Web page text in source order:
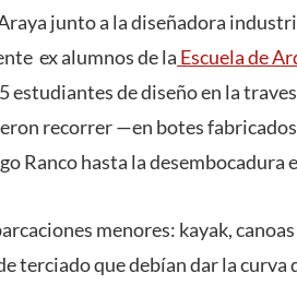
junto a la diseñadora
ex alumnos de la Escuela de
de diseño en la
recorrer —en botes
Ranco hasta la desembocadura
menores: kayak, canoas
terciado que debían dar la curva